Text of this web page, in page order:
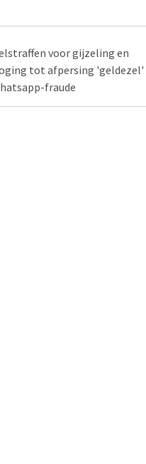
voor gijzeling en
tot afpersing 'geldezel'
fraude